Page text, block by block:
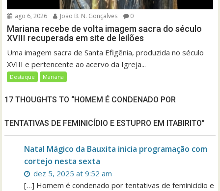
ago 6, 2026 João B. N. Gonçalves 0
Mariana recebe de volta imagem sacra do século
XVIII recuperada em site de leilões
Uma imagem sacra de Santa Efigênia, produzida no século
XVIII e pertencente ao acervo da Igreja...
Destaque Mariana
17 THOUGHTS TO “HOMEM É CONDENADO POR
TENTATIVAS DE FEMINICÍDIO E ESTUPRO EM ITABIRITO”
Natal Mágico da Bauxita inicia programação com
cortejo nesta sexta
dez 5, 2025 at 9:52 am
[…] Homem é condenado por tentativas de feminicídio e